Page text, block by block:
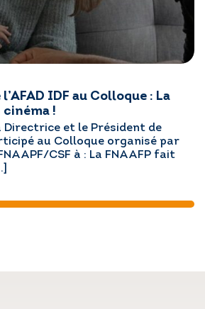
IDF au Colloque : La
cinéma !
Directrice et le Président de
au Colloque organisé par
CSF à : La FNAAFP fait